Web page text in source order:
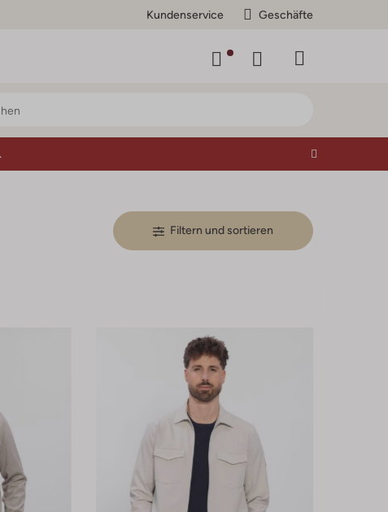
Kundenservice Geschäfte
Filtern und sortieren